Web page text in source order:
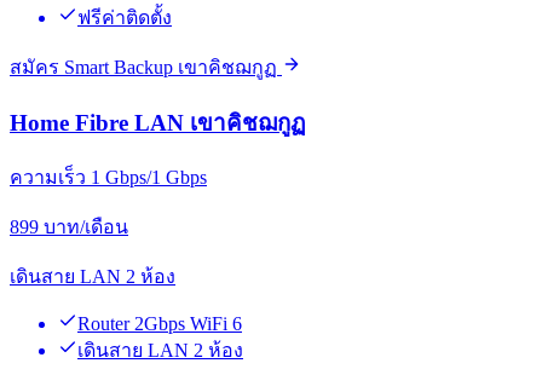
ฟรีค่าติดตั้ง
สมัคร Smart Backup เขาคิชฌกูฏ
Home Fibre LAN เขาคิชฌกูฏ
ความเร็ว 1 Gbps/1 Gbps
899 บาท/เดือน
เดินสาย LAN 2 ห้อง
Router 2Gbps WiFi 6
เดินสาย LAN 2 ห้อง